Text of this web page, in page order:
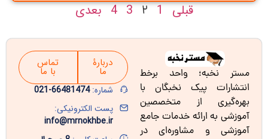
قبلی 1
2
3
4 بعدی
مستر نخبه؛ واحد برخط
انتشارات پیک نخبگان با
بهره‌گیری از متخصصین
آموزشی به ارائه خدمات جامع
آموزشی و مشاوره‌ای در
دربارۀ
ما
تماس
با ما
شماره:66481474-021
پست الکترونیکی:
info@mrnokhbe.ir